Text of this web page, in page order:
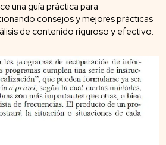
una guía práctica para
consejos y mejores prácticas
de contenido riguroso y efectivo.